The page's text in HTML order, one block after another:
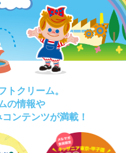
トクリーム。
の情報や
ンテンツが満載！